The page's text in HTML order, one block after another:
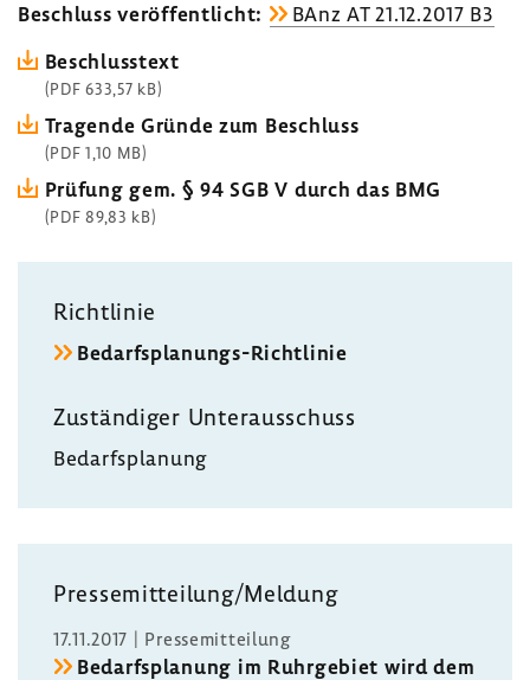
Beschluss veröf­fent­licht:
BAnz AT 21.12.2017 B3
Beschluss­text
(PDF 633,57 kB)
Tragende Gründe zum Beschluss
(PDF 1,10 MB)
Prüfung gem. § 94 SGB V durch das BMG
(PDF 89,83 kB)
Richt­linie
Bedarfsplanungs-​Richtlinie
Zustän­diger Unter­aus­schuss
Bedarfs­pla­nung
Pres­se­mit­tei­lung/Meldung
17.11.2017 | Pres­se­mit­tei­lung
Bedarfs­pla­nung im Ruhr­ge­biet wird dem